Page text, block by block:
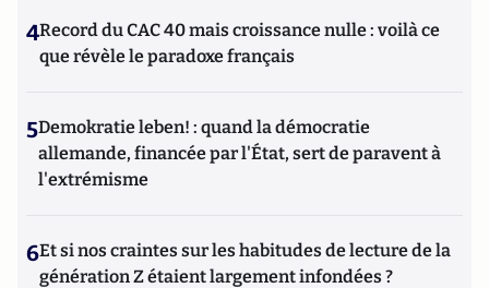
4Record du CAC 40 mais croissance nulle : voilà ce
que révèle le paradoxe français
5Demokratie leben! : quand la démocratie
allemande, financée par l'État, sert de paravent à
l'extrémisme
6Et si nos craintes sur les habitudes de lecture de la
génération Z étaient largement infondées ?